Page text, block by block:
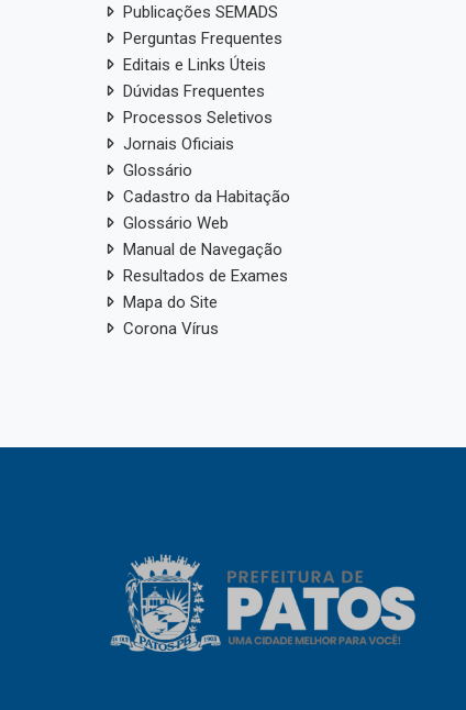
Publicações SEMADS
Perguntas Frequentes
Editais e Links Úteis
Dúvidas Frequentes
Processos Seletivos
Jornais Oficiais
Glossário
Cadastro da Habitação
Glossário Web
Manual de Navegação
Resultados de Exames
Mapa do Site
Corona Vírus